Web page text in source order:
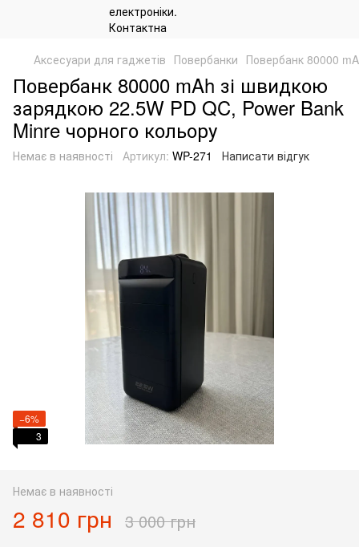
Аксесуари для гаджетів Повербанки Повербанк 80000
Повербанк 80000 mAh зі швидкою
зарядкою 22.5W PD QC, Power Bank
Minre чорного кольору
Немає в наявності Артикул: WP-271 Написати відгук
−6%
3
Немає в наявності
2 810 грн 3 000 грн